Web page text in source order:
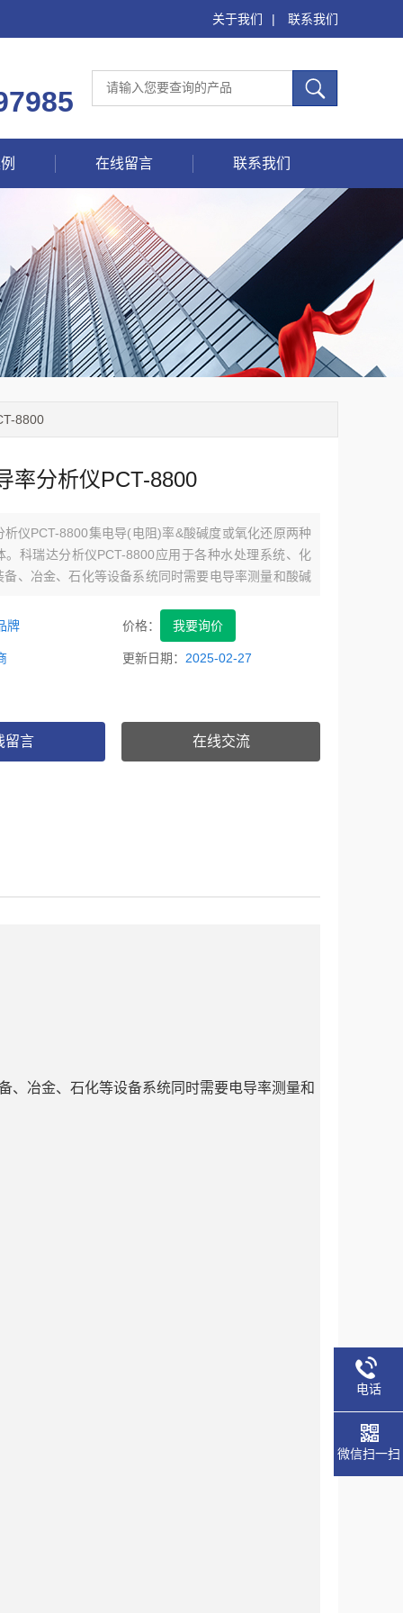
关于我们 | 联系我们
在线留言 联系我们
8800
率分析仪PCT-8800
析仪PCT-8800集电导(电阻)率&酸碱度或氧化还原两种
。科瑞达分析仪PCT-8800应用于各种水处理系统、化
备、冶金、石化等设备系统同时需要电导率测量和酸碱
牌 价格： 我要询价
更新日期： 2025-02-27
留言 在线交流
、冶金、石化等设备系统同时需要电导率测量和
电话
微信扫一扫